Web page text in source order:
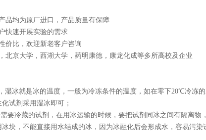
品均为原厂进口，产品质量有保障
快速开展实验的需求
价比，欢迎新老客户咨询
北京大学，西湖大学，药明康德，康龙化成等多所高校及企业
，湿冰就是冰的温度，一般为冷冻条件的温度，如在零下20℃冷冻
试剂采用湿冰即可；
要冷藏的试剂，在用冰运输的时候，要把试剂同冰之间有隔离物
块，不能直接用水结成的冰，因为冰融化后会形成水，容易污